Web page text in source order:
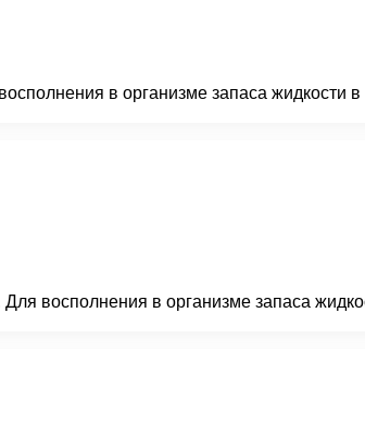
в организме запаса жидкости
восполнения в организме запаса